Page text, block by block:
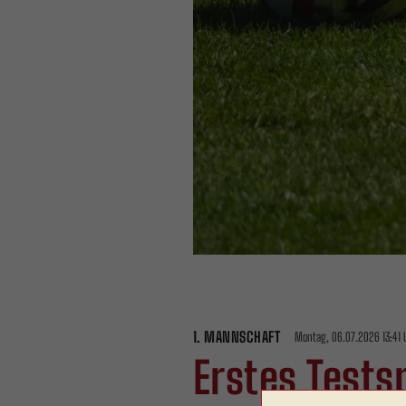
1. MANNSCHAFT Montag, 06.07.2026 13:41
Erstes